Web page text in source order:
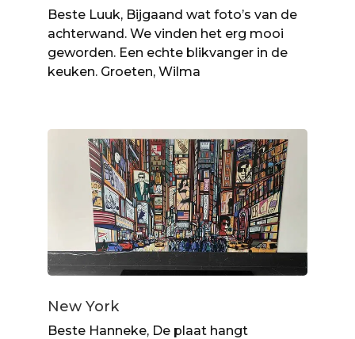
Beste Luuk, Bijgaand wat foto’s van de
achterwand. We vinden het erg mooi
geworden. Een echte blikvanger in de
keuken. Groeten, Wilma
New York
Beste Hanneke, De plaat hangt